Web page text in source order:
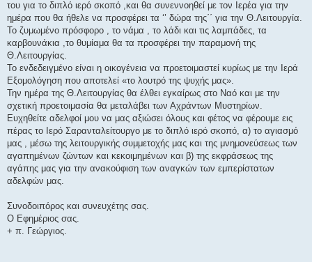
του για το διπλό ιερό σκοπό ,και θα συνεννοηθεί με τον Ιερέα για την
ημέρα που θα ήθελε να προσφέρει τα ‘’ δώρα της΄΄ για την Θ.Λειτουργία.
Το ζυμωμένο πρόσφορο , το νάμα , το λάδι και τις λαμπάδες, τα
καρβουνάκια ,το θυμίαμα θα τα προσφέρει την παραμονή της
Θ.Λειτουργίας.
Το ενδεδειγμένο είναι η οικογένεια να προετοιμαστεί κυρίως με την Ιερά
Εξομολόγηση που αποτελεί «το λουτρό της ψυχής μας».
Την ημέρα της Θ.Λειτουργίας θα έλθει εγκαίρως στο Ναό και με την
σχετική προετοιμασία θα μεταλάβει των Αχράντων Μυστηρίων.
Ευχηθείτε αδελφοί μου να μας αξιώσει όλους και φέτος να φέρουμε εις
πέρας το Ιερό Σαρανταλείτουργο με το διπλό ιερό σκοπό, α) το αγιασμό
μας , μέσω της λειτουργικής συμμετοχής μας και της μνημονεύσεως των
αγαπημένων ζώντων και κεκοιμημένων και β) της εκφράσεως της
αγάπης μας για την ανακούφιση των αναγκών των εμπερίστατων
αδελφών μας.
Συνοδοιπόρος και συνευχέτης σας.
Ο Εφημέριος σας.
+ π. Γεώργιος.